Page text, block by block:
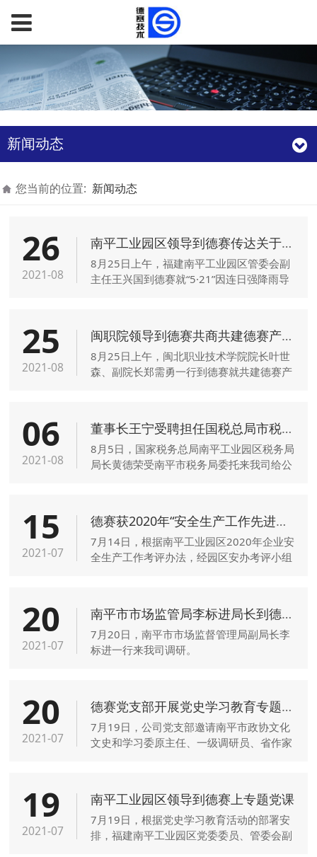
新闻动态
您当前的位置: 新闻动态
26
2021-08
南平工业园区领导到德赛传达关于重建德赛后坡岸会议意见
8月25日上午，福建南平工业园区管委会副
主任王兴国到德赛就“5·21”因连日强降雨导
25
2021-08
闽职院领导到德赛共商共建德赛产业学院项目
8月25日上午，闽北职业技术学院院长叶世
森、副院长郑需勇一行到德赛就共建德赛产
06
2021-08
董事长王宁受聘担任国税总局市税务局税收营商环境特约监督员
8月5日，国家税务总局南平工业园区税务局
局长黄德荣受南平市税务局委托来我司给公
15
2021-07
德赛获2020年“安全生产工作先进单位”
7月14日，根据南平工业园区2020年企业安
全生产工作考评办法，经园区安办考评小组
20
2021-07
南平市市场监管局李标进局长到德赛调研
7月20日，南平市市场监督管理局副局长李
标进一行来我司调研。
20
2021-07
德赛党支部开展党史学习教育专题党课活动
7月19日，公司党支部邀请南平市政协文化
文史和学习委原主任、一级调研员、省作家
《赓续“伟大建党精神”推进德赛高质量发
展》专题党课讲座。
19
2021-07
南平工业园区领导到德赛上专题党课
7月19日，根据党史学习教育活动的部署安
排，福建南平工业园区党委委员、管委会副